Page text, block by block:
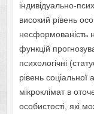
індивідуально-
високий рівень
несформованість
функцій
психологічні
рівень
мікроклімат в
особистості, які